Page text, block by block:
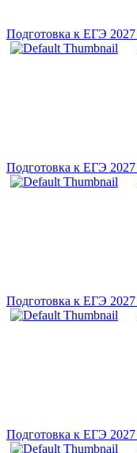
Подготовка к ЕГЭ 2027
Подготовка к ЕГЭ
Подготовка к ЕГЭ 2027
Подготовка к ЕГЭ